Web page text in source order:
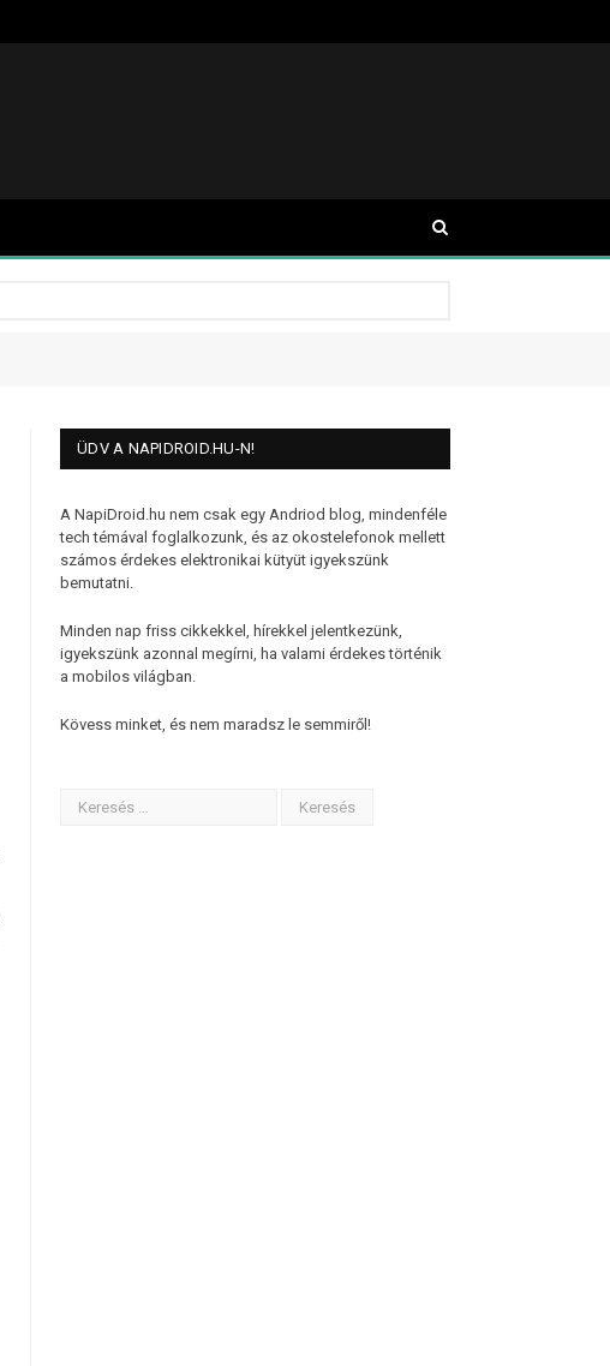
ÜDV A NAPIDROID.HU-N!
A NapiDroid.hu nem csak egy Andriod blog, mindenféle
tech témával foglalkozunk, és az okostelefonok mellett
számos érdekes elektronikai kütyüt igyekszünk
bemutatni.
Minden nap friss cikkekkel, hírekkel jelentkezünk,
igyekszünk azonnal megírni, ha valami érdekes történik
a mobilos világban.
Kövess minket, és nem maradsz le semmiről!